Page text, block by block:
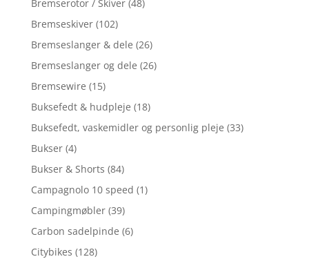
Bremserotor / Skiver (48)
Bremseskiver (102)
Bremseslanger & dele (26)
Bremseslanger og dele (26)
Bremsewire (15)
Buksefedt & hudpleje (18)
Buksefedt, vaskemidler og personlig pleje (33)
Bukser (4)
Bukser & Shorts (84)
Campagnolo 10 speed (1)
Campingmøbler (39)
Carbon sadelpinde (6)
Citybikes (128)